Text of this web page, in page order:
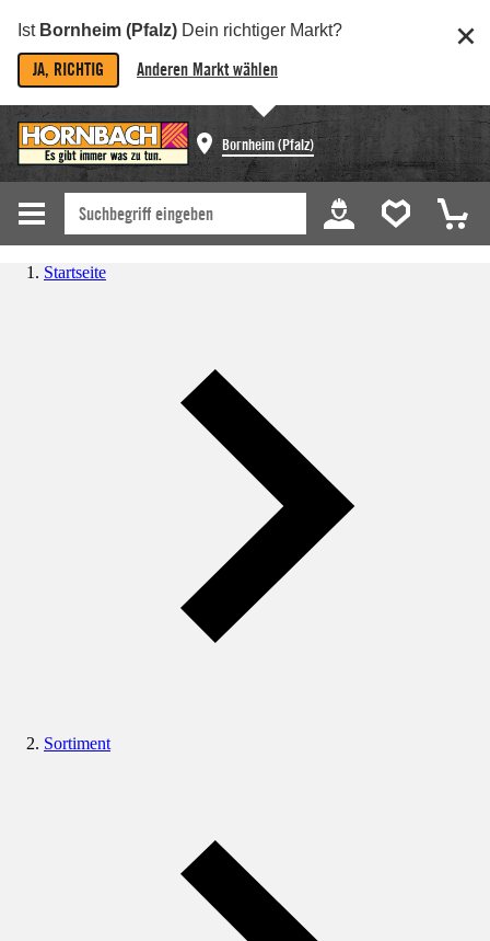
Ist Bornheim (Pfalz) Dein richtiger Markt?
JA, RICHTIG Anderen Markt wählen
Bornheim (Pfalz)
Startseite
Sortiment